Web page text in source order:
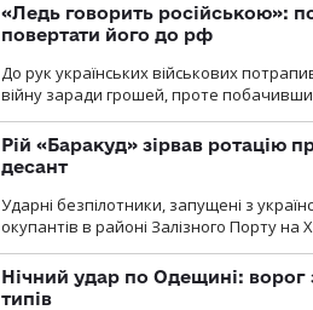
«Ледь говорить російською»:
повертати його до рф
До рук українських військових
війну заради грошей, проте побачивши
Рій «Баракуд» зірвав
десант
Ударні безпілотники, запущені з
окупантів в районі Залізного Порту на
Нічний удар по Одещині: ворог
типів